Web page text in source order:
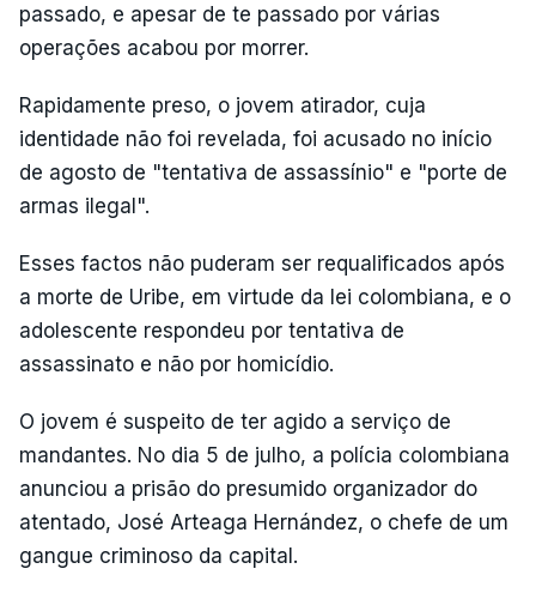
passado, e apesar de te passado por várias
operações acabou por morrer.
Rapidamente preso, o jovem atirador, cuja
identidade não foi revelada, foi acusado no início
de agosto de "tentativa de assassínio" e "porte de
armas ilegal".
Esses factos não puderam ser requalificados após
a morte de Uribe, em virtude da lei colombiana, e o
adolescente respondeu por tentativa de
assassinato e não por homicídio.
O jovem é suspeito de ter agido a serviço de
mandantes. No dia 5 de julho, a polícia colombiana
anunciou a prisão do presumido organizador do
atentado, José Arteaga Hernández, o chefe de um
gangue criminoso da capital.